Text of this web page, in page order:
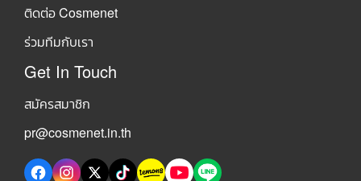
ติดต่อ Cosmenet
ร่วมทีมกับเรา
Get In Touch
สมัครสมาชิก
pr@cosmenet.in.th